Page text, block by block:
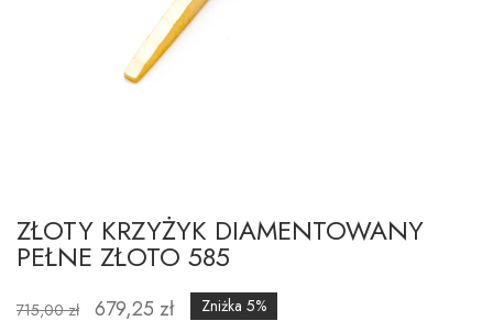
ZŁOTY KRZYŻYK DIAMENTOWANY
PEŁNE ZŁOTO 585
715,00 zł 679,25 zł Zniżka 5%